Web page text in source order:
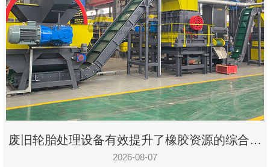
案
动
态
联
系
郑
州
市
九
废旧轮胎处理设备有效提升了橡胶资源的综合利
用率
2026-08-07